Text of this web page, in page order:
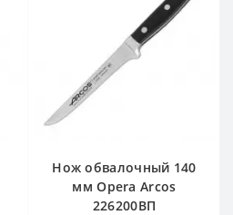
Нож обвалочный 140
мм Opera Arcos
226200ВП